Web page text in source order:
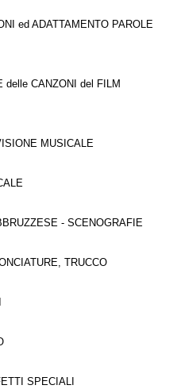
ed ADATTAMENTO PAROLE
delle CANZONI del FILM
MUSICALE
- SCENOGRAFIE
TRUCCO
SPECIALI